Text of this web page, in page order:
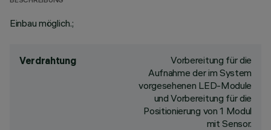
Einbau möglich.;
Verdrahtung
Vorbereitung für die
Aufnahme der im System
vorgesehenen LED-Module
und Vorbereitung für die
Positionierung von 1 Modul
mit Sensor.